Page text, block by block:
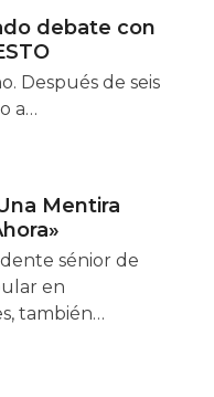
debate con
Después de seis
a…
Mentira
sénior de
en
también…